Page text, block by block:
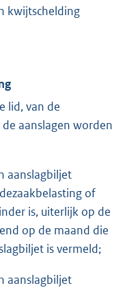
kwijtschelding
lid, van de
aanslagen worden
aanslagbiljet
of
is, uiterlijk op de
op de maand die
is vermeld;
aanslagbiljet